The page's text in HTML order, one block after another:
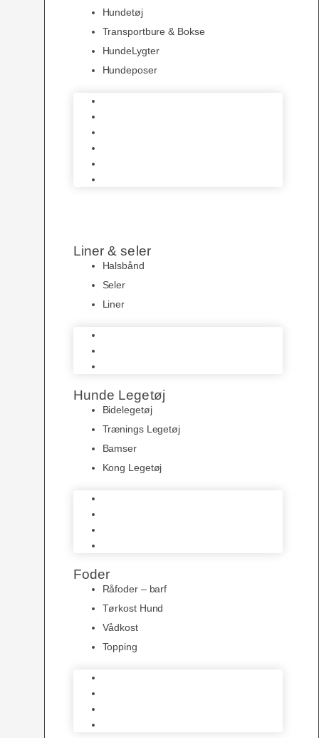
Hundetøj
Transportbure & Bokse
HundeLygter
Hundeposer
Liner & seler
Halsbånd
Seler
Liner
Hunde Legetøj
Bidelegetøj
Trænings Legetøj
Bamser
Kong Legetøj
Foder
Råfoder – barf
Tørkost Hund
Vådkost
Topping